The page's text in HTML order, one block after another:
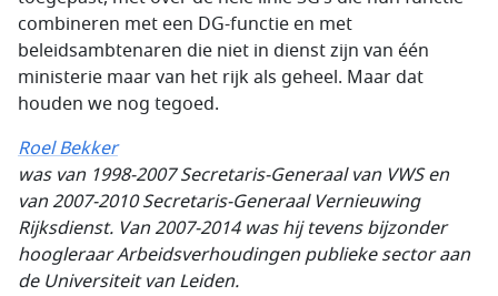
combineren met een DG-functie en met
beleidsambtenaren die niet in dienst zijn van één
ministerie maar van het rijk als geheel. Maar dat
houden we nog tegoed.
Roel Bekker
was van 1998-2007 Secretaris-Generaal van VWS en
van 2007-2010 Secretaris-Generaal Vernieuwing
Rijksdienst. Van 2007-2014 was hij tevens bijzonder
hoogleraar Arbeidsverhoudingen publieke sector aan
de Universiteit van Leiden.